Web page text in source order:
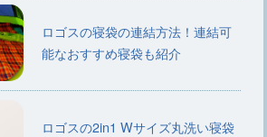
ロゴスの寝袋の連結方法！連結可
能なおすすめ寝袋も紹介
ロゴスの2in1 Wサイズ丸洗い寝袋